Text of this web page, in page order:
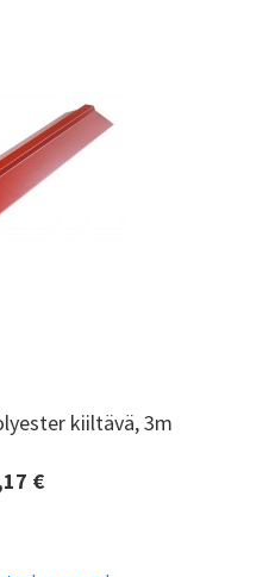
kiiltävä, 3m
€
kiiltävä, 3m
tilaaminen